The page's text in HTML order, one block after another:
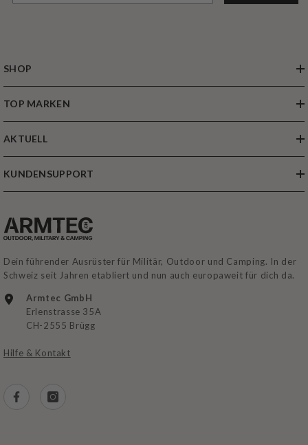
Dein führender Ausrüster für Militär, Outdoor und Camping. In der
Schweiz seit Jahren etabliert und nun auch europaweit für dich da.
Armtec GmbH
Erlenstrasse 35A
CH-2555 Brügg
Hilfe & Kontakt